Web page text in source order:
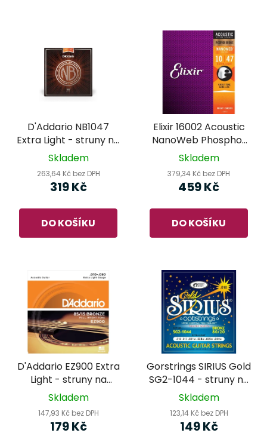
D'Addario NB1047
Extra Light - struny na
akustickou kytaru
Skladem
263,64 Kč bez DPH
319 Kč
DO KOŠÍKU
Elixir 16002 Acoustic
NanoWeb Phosphor
Bronze Extra Light -
kytaru
Skladem
379,34 Kč bez DPH
459 Kč
DO KOŠÍKU
D'Addario EZ900 Extra
Light - struny na
akustickou kytaru
Skladem
147,93 Kč bez DPH
179 Kč
Gorstrings SIRIUS Gold
SG2-1044 - struny na
akustickou kytaru
Skladem
123,14 Kč bez DPH
149 Kč